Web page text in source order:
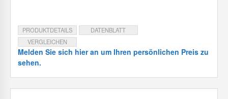
PRODUKTDETAILS
DATENBLATT
VERGLEICHEN
Melden Sie sich hier an um Ihren persönlichen Preis zu
sehen.